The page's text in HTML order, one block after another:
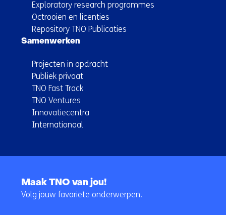
Exploratory research programmes
Octrooien en licenties
Repository TNO Publicaties
Samenwerken
Projecten in opdracht
Publiek privaat
TNO Fast Track
TNO Ventures
Innovatiecentra
Internationaal
navigatie
Maak TNO van jou!
Volg jouw favoriete onderwerpen.